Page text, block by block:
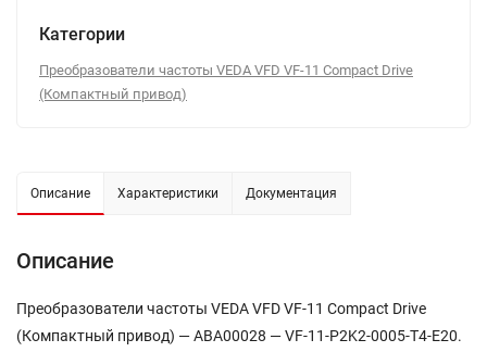
Категории
Преобразователи частоты VEDA VFD VF-11 Compact Drive
(Компактный привод)
Описание Характеристики Документация
Описание
Преобразователи частоты VEDA VFD VF-11 Compact Drive
(Компактный привод) — ABA00028 — VF-11-P2K2-0005-T4-E20.